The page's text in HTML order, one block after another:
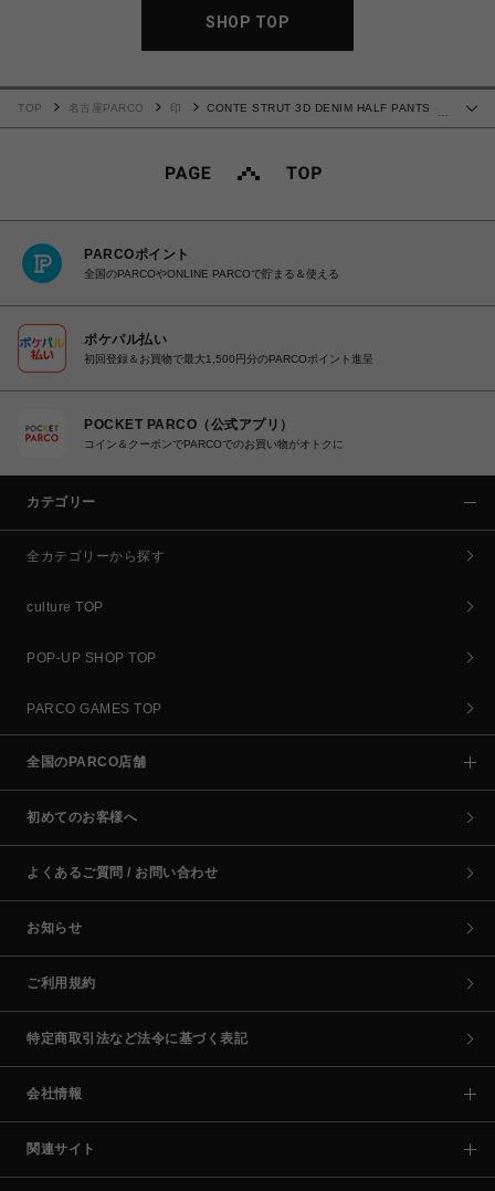
SHOP TOP
…
TOP 名古屋PARCO 印
CONTE STRUT 3D DENIM HALF PANTS -
PARCOポイント
全国のPARCOやONLINE PARCOで貯まる＆使える
ポケパル払い
初回登録＆お買物で最大1,500円分のPARCOポイント進呈
POCKET PARCO（公式アプリ）
コイン＆クーポンでPARCOでのお買い物がオトクに
カテゴリー
全カテゴリーから探す
culture TOP
POP-UP SHOP TOP
PARCO GAMES TOP
全国のPARCO店舗
初めてのお客様へ
よくあるご質問 / お問い合わせ
お知らせ
ご利用規約
特定商取引法など法令に基づく表記
会社情報
関連サイト